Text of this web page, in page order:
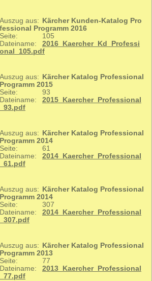
Auszug aus:
Kärcher Kunden-Katalog Pro
fessional Programm 2016
Seite:
105
Dateiname:
2016_Kaercher_Kd_Professi
onal_105.pdf
Auszug aus:
Kärcher Katalog Professional
Programm 2015
Seite:
93
Dateiname:
2015_Kaercher_Professional
_93.pdf
Auszug aus:
Kärcher Katalog Professional
Programm 2014
Seite:
61
Dateiname:
2014_Kaercher_Professional
_61.pdf
Auszug aus:
Kärcher Katalog Professional
Programm 2014
Seite:
307
Dateiname:
2014_Kaercher_Professional
_307.pdf
Auszug aus:
Kärcher Katalog Professional
Programm 2013
Seite:
77
Dateiname:
2013_Kaercher_Professional
_77.pdf